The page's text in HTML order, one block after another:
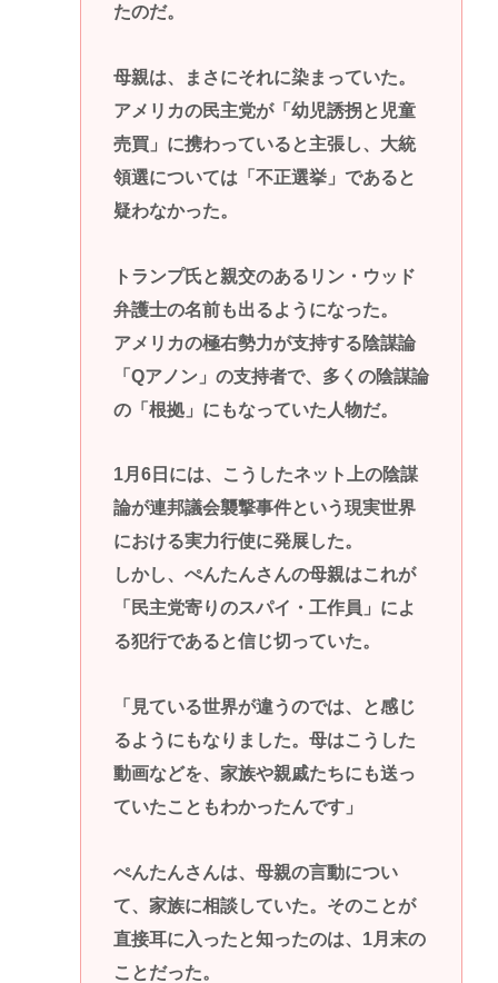
たのだ。
母親は、まさにそれに染まっていた。
アメリカの民主党が「幼児誘拐と児童
売買」に携わっていると主張し、大統
領選については「不正選挙」であると
疑わなかった。
トランプ氏と親交のあるリン・ウッド
弁護士の名前も出るようになった。
アメリカの極右勢力が支持する陰謀論
「Qアノン」の支持者で、多くの陰謀論
の「根拠」にもなっていた人物だ。
1月6日には、こうしたネット上の陰謀
論が連邦議会襲撃事件という現実世界
における実力行使に発展した。
しかし、ぺんたんさんの母親はこれが
「民主党寄りのスパイ・工作員」によ
る犯行であると信じ切っていた。
「見ている世界が違うのでは、と感じ
るようにもなりました。母はこうした
動画などを、家族や親戚たちにも送っ
ていたこともわかったんです」
ぺんたんさんは、母親の言動につい
て、家族に相談していた。そのことが
直接耳に入ったと知ったのは、1月末の
ことだった。